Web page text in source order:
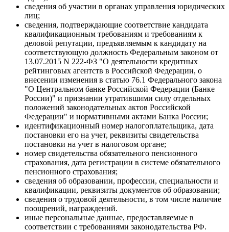
сведения об участии в органах управления юридических
лиц;
сведения, подтверждающие соответствие кандидата
квалификационным требованиям и требованиям к
деловой репутации, предъявляемым к кандидату на
соответствующую должность Федеральным законом от
13.07.2015 N 222-ФЗ "О деятельности кредитных
рейтинговых агентств в Российской Федерации, о
внесении изменения в статью 76.1 Федерального закона
"О Центральном банке Российской Федерации (Банке
России)" и признании утратившими силу отдельных
положений законодательных актов Российской
Федерации" и нормативными актами Банка России;
идентификационный номер налогоплательщика, дата
постановки его на учет, реквизиты свидетельства
постановки на учет в налоговом органе;
номер свидетельства обязательного пенсионного
страхования, дата регистрации в системе обязательного
пенсионного страхования;
сведения об образовании, профессии, специальности и
квалификации, реквизиты документов об образовании;
сведения о трудовой деятельности, в том числе наличие
поощрений, награждений.
иные персональные данные, предоставляемые в
соответствии с требованиями законодательства РФ.